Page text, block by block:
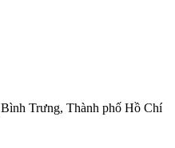
Trưng, Thành phố Hồ Chí